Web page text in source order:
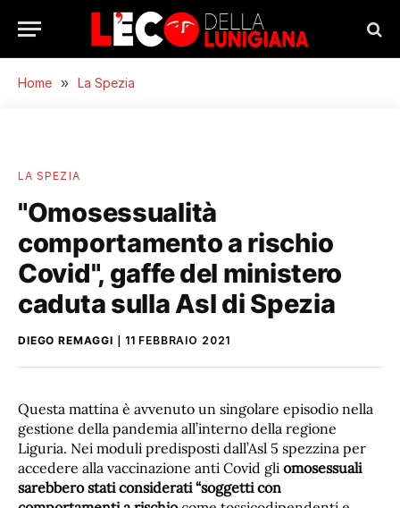
Home » La Spezia
LA SPEZIA
"Omosessualità
comportamento a rischio
Covid", gaffe del ministero
caduta sulla Asl di Spezia
DIEGO REMAGGI 11 FEBBRAIO 2021
Questa mattina è avvenuto un singolare episodio nella
gestione della pandemia all’interno della regione
Liguria. Nei moduli predisposti dall’Asl 5 spezzina per
accedere alla vaccinazione anti Covid gli omosessuali
sarebbero stati considerati “soggetti con